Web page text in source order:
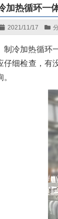
加热循环一
2021/11/17
制冷加热循环
仔细检查，有